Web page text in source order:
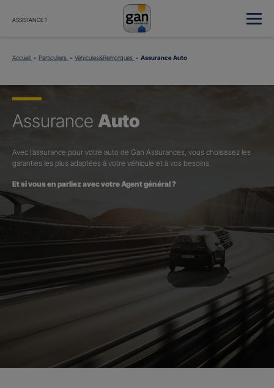
ASSISTANCE ?
Accueil Particuliers Véhicules&Remorques Assurance Auto
Assurance Auto
Avec l’assurance pour votre auto de Gan Assurances, vous choisissez les
garanties les plus adaptées à votre véhicule et à vos besoins.
Et si vous en parliez avec votre Agent général ?